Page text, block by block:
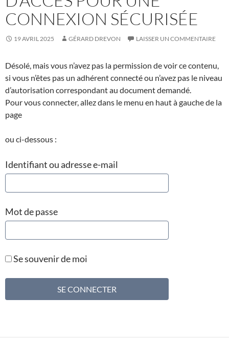
CONNEXION SÉCURISÉE
19 AVRIL 2025 GÉRARD DREVON LAISSER UN COMMENTAIRE
Désolé, mais vous n’avez pas la permission de voir ce contenu,
si vous n’êtes pas un adhérent connecté ou n’avez pas le niveau
d’autorisation correspondant au document demandé.
Pour vous connecter, allez dans le menu en haut à gauche de la
page
ou ci-dessous :
Identifiant ou adresse e-mail
Mot de passe
Se souvenir de moi